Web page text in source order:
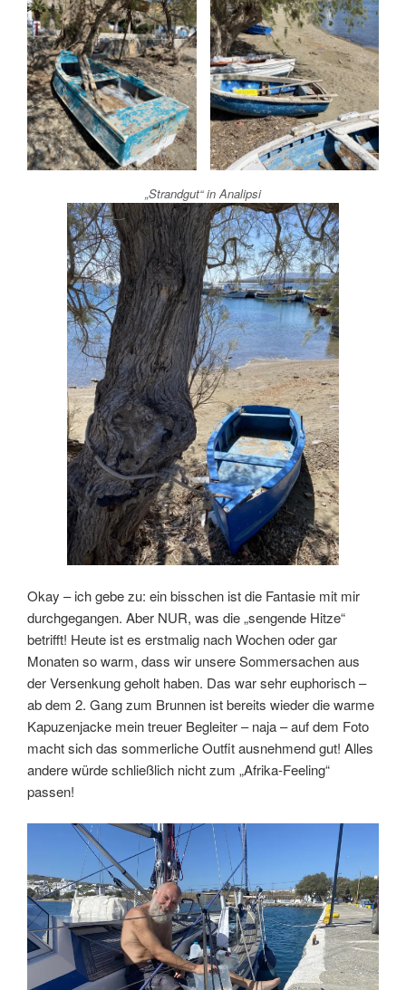
„Strandgut“ in Analipsi
Okay – ich gebe zu: ein bisschen ist die Fantasie mit mir
durchgegangen. Aber NUR, was die „sengende Hitze“
betrifft! Heute ist es erstmalig nach Wochen oder gar
Monaten so warm, dass wir unsere Sommersachen aus
der Versenkung geholt haben. Das war sehr euphorisch –
ab dem 2. Gang zum Brunnen ist bereits wieder die warme
Kapuzenjacke mein treuer Begleiter – naja – auf dem Foto
macht sich das sommerliche Outfit ausnehmend gut! Alles
andere würde schließlich nicht zum „Afrika-Feeling“
passen!